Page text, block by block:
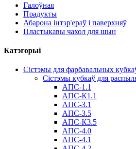
Галоўная
Прадукты
Абарона інтэр'ераў і паверхняў
Пластыкавы чахол для шын
Катэгорыі
Сістэмы для фарбавальных
Сістэмы кубкаў для
АПС-1.1
АПС-К1.1
АПС-3.1
АПС-3.5
АПС-К3.5
АПС-4.0
АПС-4.1